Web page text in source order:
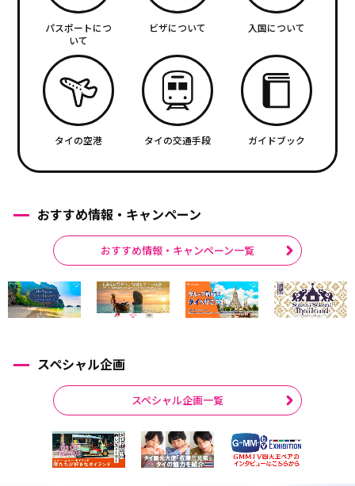
パスポートにつ
いて
ビザについて 入国について
タイの空港 タイの交通手段 ガイドブック
おすすめ情報・キャンペーン
おすすめ情報・キャンペーン一覧
スペシャル企画
スペシャル企画一覧